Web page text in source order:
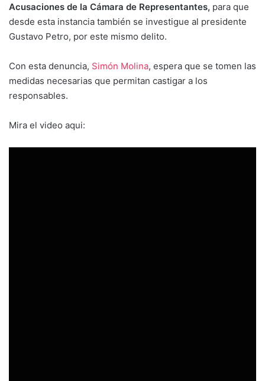
Acusaciones de la Cámara de Representantes, para que
desde esta instancia también se investigue al presidente
Gustavo Petro, por este mismo delito.
Con esta denuncia, Simón Molina, espera que se tomen las
medidas necesarias que permitan castigar a los
responsables.
Mira el video aqui: